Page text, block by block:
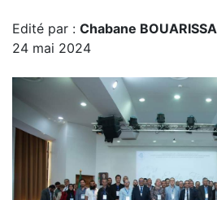
Edité par : Chabane BOUARISSA
24 mai 2024